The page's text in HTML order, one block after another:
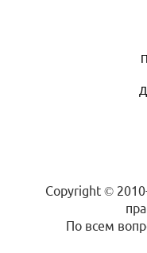
Copyright ©
По всем